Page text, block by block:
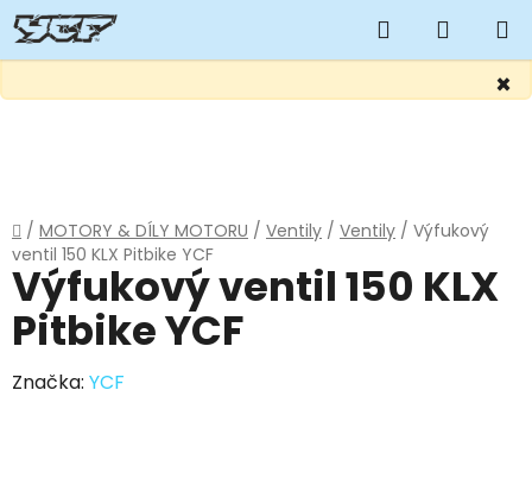
×
Hledat
KOŠÍK
Domů
/ MOTORY & DÍLY MOTORU / Ventily / Ventily / Výfukový
ventil 150 KLX Pitbike YCF
Výfukový ventil 150 KLX
Pitbike YCF
Značka: YCF